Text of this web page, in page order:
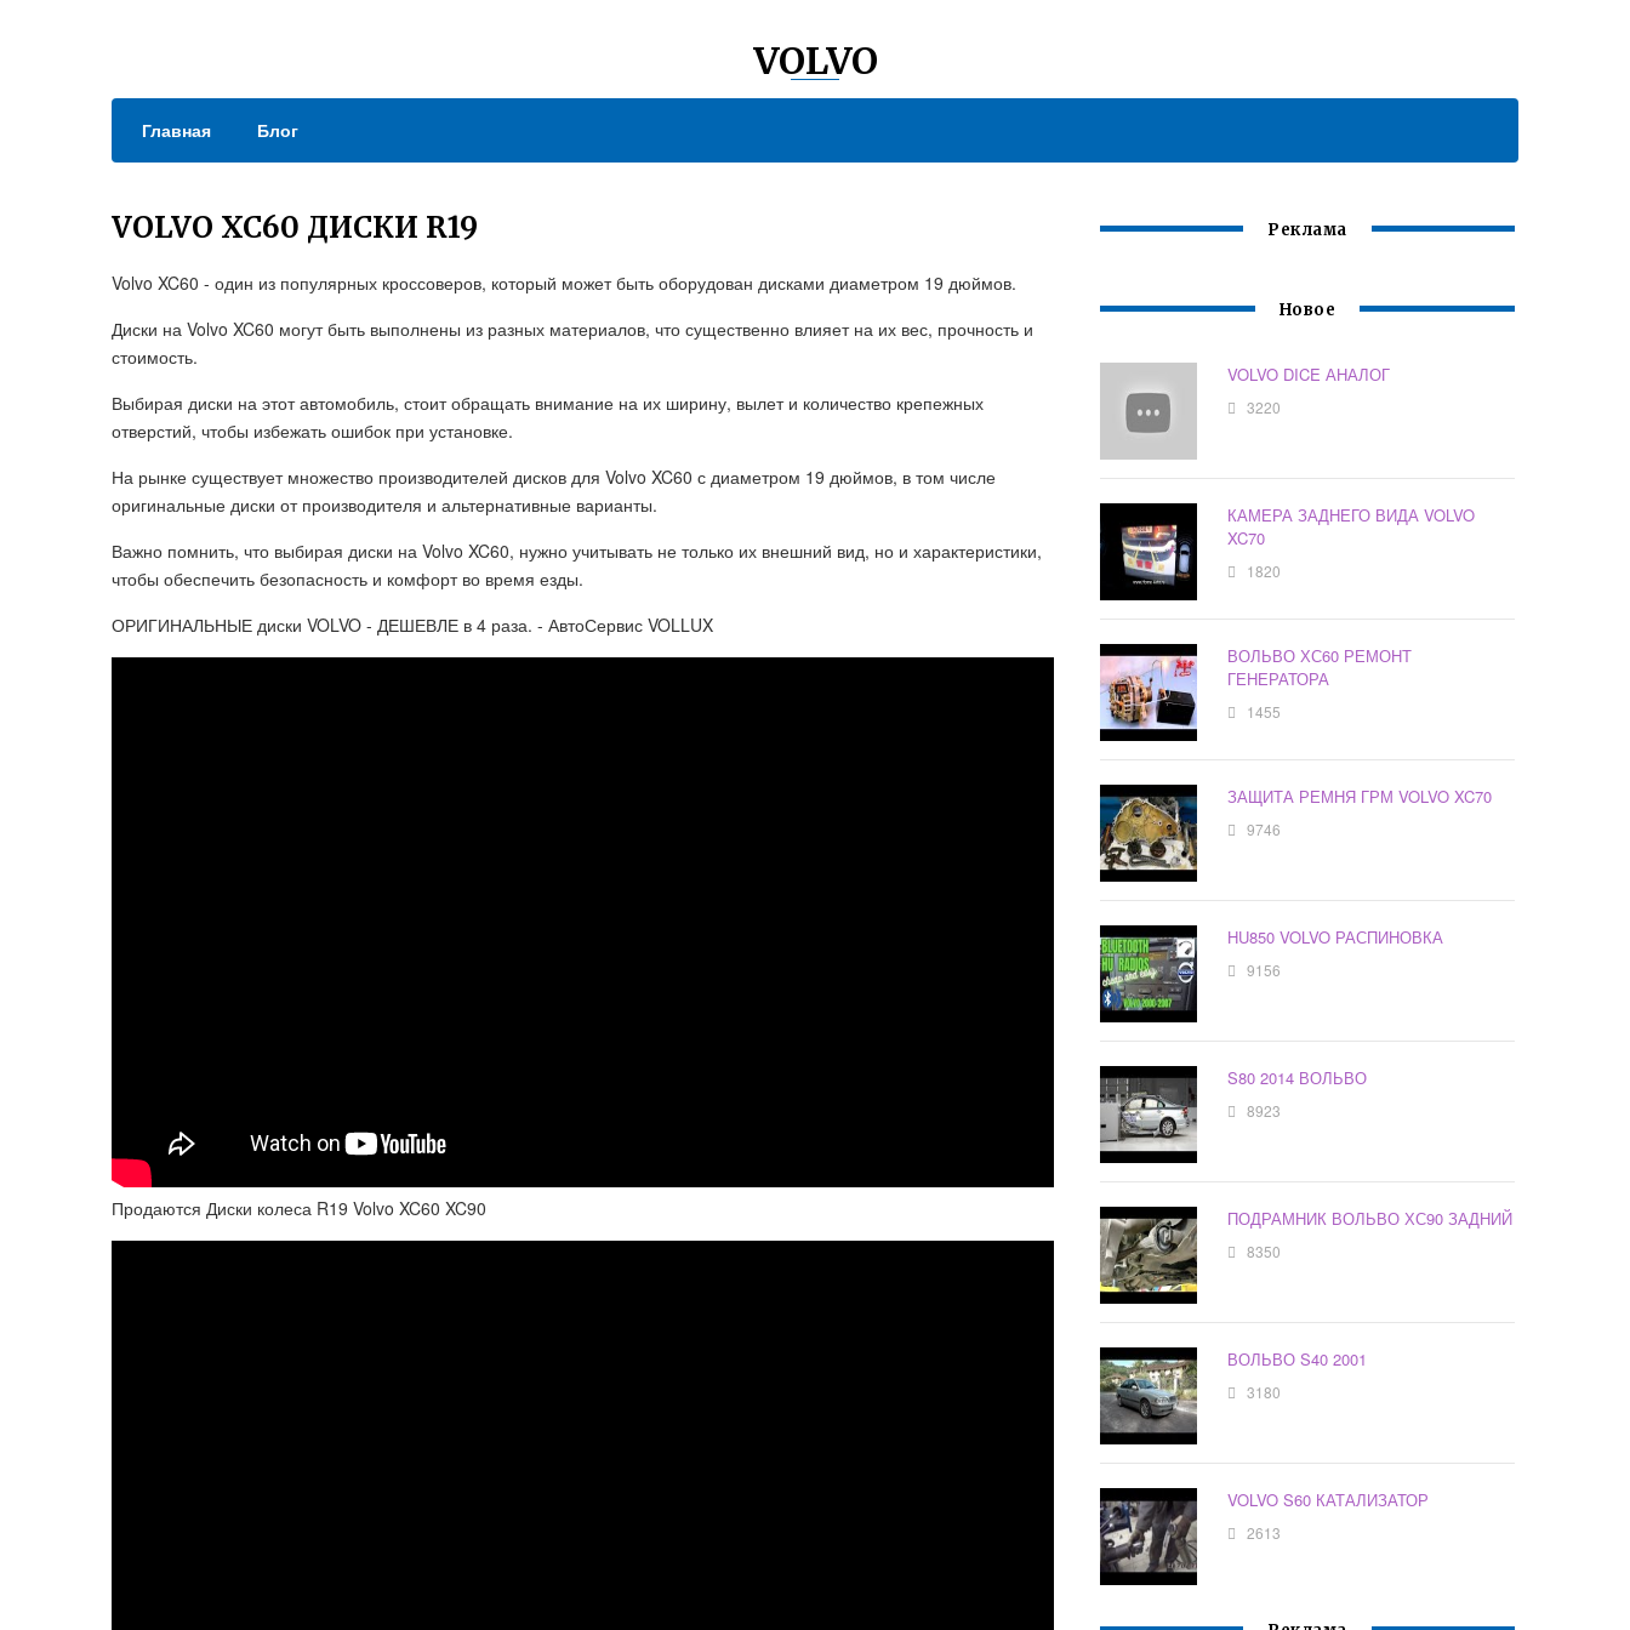
VOLVO
Главная Блог
VOLVO XC60 ДИСКИ R19
Volvo XC60 - один из популярных кроссоверов, который может быть оборудован дисками диаметром 19 дюймов.
Диски на Volvo XC60 могут быть выполнены из разных материалов, что существенно влияет на их вес, прочность и
стоимость.
Выбирая диски на этот автомобиль, стоит обращать внимание на их ширину, вылет и количество крепежных
отверстий, чтобы избежать ошибок при установке.
На рынке существует множество производителей дисков для Volvo XC60 с диаметром 19 дюймов, в том числе
оригинальные диски от производителя и альтернативные варианты.
Важно помнить, что выбирая диски на Volvo XC60, нужно учитывать не только их внешний вид, но и характеристики,
чтобы обеспечить безопасность и комфорт во время езды.
ОРИГИНАЛЬНЫЕ диски VOLVO - ДЕШЕВЛЕ в 4 раза. - АвтоСервис VOLLUX
Продаются Диски колеса R19 Volvo XC60 XC90
Реклама
Новое
VOLVO DICE АНАЛОГ
3220
КАМЕРА ЗАДНЕГО ВИДА VOLVO
XC70
1820
ВОЛЬВО ХС60 РЕМОНТ
ГЕНЕРАТОРА
1455
ЗАЩИТА РЕМНЯ ГРМ VOLVO XC70
9746
HU850 VOLVO РАСПИНОВКА
9156
S80 2014 ВОЛЬВО
8923
ПОДРАМНИК ВОЛЬВО ХС90 ЗАДНИЙ
8350
ВОЛЬВО S40 2001
3180
VOLVO S60 КАТАЛИЗАТОР
2613